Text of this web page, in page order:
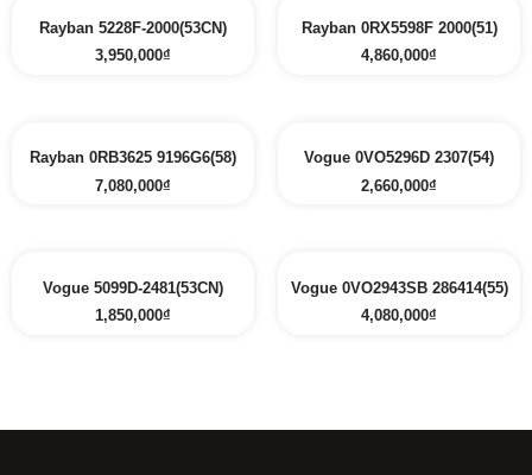
Rayban 5228F-2000(53CN)
3,950,000₫
Rayban 0RX5598F 2000(51)
4,860,000₫
Rayban 0RB3625 9196G6(58)
7,080,000₫
Vogue 0VO5296D 2307(54)
2,660,000₫
Vogue 5099D-2481(53CN)
1,850,000₫
Vogue 0VO2943SB 286414(55)
4,080,000₫